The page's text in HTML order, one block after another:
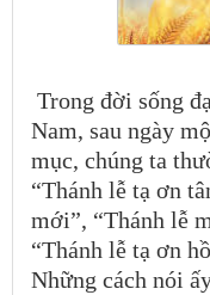
Trong đời sống
Nam, sau ngày
mục, chúng ta
“Thánh lễ tạ ơn
mới”, “Thánh lễ
“Thánh lễ tạ ơn
Những cách nói